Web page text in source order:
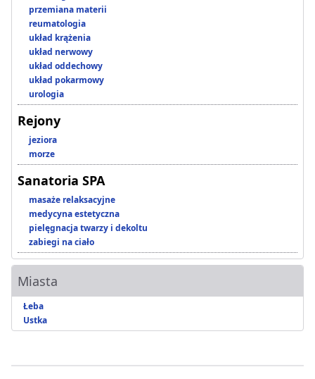
przemiana materii
reumatologia
układ krążenia
układ nerwowy
układ oddechowy
układ pokarmowy
urologia
Rejony
jeziora
morze
Sanatoria SPA
masaże relaksacyjne
medycyna estetyczna
pielęgnacja twarzy i dekoltu
zabiegi na ciało
Miasta
Łeba
Ustka